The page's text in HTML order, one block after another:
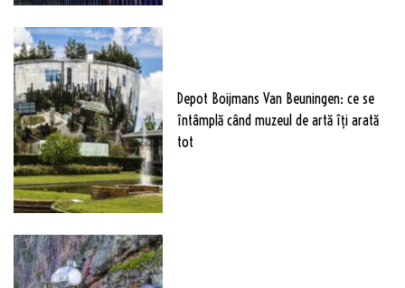
Depot Boijmans Van Beuningen: ce se
întâmplă când muzeul de artă îți arată
tot